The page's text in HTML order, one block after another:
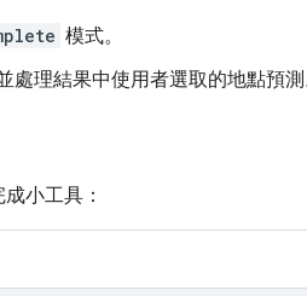
模式。
處理結果中使用者選取的地點預測
小工具：